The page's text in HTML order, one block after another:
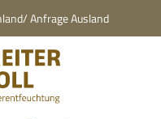
Anfrage Ausland